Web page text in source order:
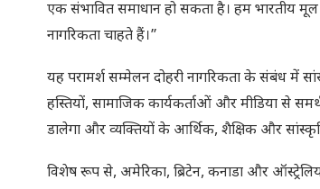
एक संभावित समाधान हो सकता है। हम भारतीय मूल
नागरिकता चाहते हैं।”
यह परामर्श सम्मेलन दोहरी नागरिकता के संबंध में
हस्तियों, सामाजिक कार्यकर्ताओं और मीडिया से
डालेगा और व्यक्तियों के आर्थिक, शैक्षिक और
विशेष रूप से, अमेरिका, ब्रिटेन, कनाडा और